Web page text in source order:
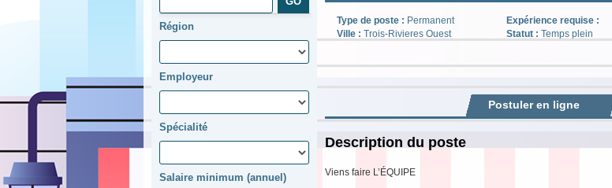
Région
Employeur
Spécialité
Salaire minimum (annuel)
Type de poste : Permanent
Ville : Trois-Rivieres Ouest
Expérience requise :
Statut : Temps plein
Postuler en ligne
Description du poste
Viens faire L’ÉQUIPE